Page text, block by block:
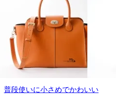
普段使いに小さめでかわいい